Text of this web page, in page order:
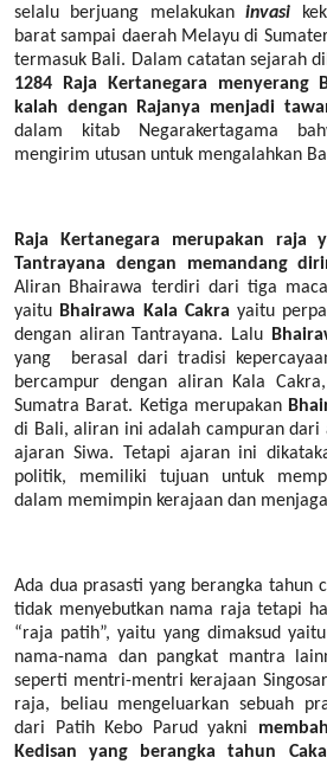
selalu berjuang melakukaninvasi
barat sampai daerah Melayu di
termasuk Bali. Dalam catatan sejarah
1284 Raja Kertanegara menyerang
kalah dengan Rajanya menjadi
dalam kitab Negarakertagama
mengirim utusan untuk mengalahkan
Raja Kertanegara merupakan raja
Tantrayana dengan memandang
Aliran Bhairawa terdiri dari tiga
yaitu Bhairawa Kala Cakra yaitu
dengan aliran Tantrayana. Lalu
yang
berasal dari tradisi
bercampur dengan aliran Kala
Sumatra Barat. Ketiga merupakan
di Bali, aliran ini adalah campuran dari
ajaran Siwa. Tetapi ajaran ini
politik, memiliki tujuan untuk
dalam memimpin kerajaan dan
Ada dua prasasti yang berangka tahun
tidak menyebutkan nama raja tetapi
“raja patih”, yaitu yang dimaksud yaitu
nama-nama dan pangkat mantra
seperti mentri-mentri kerajaan
raja, beliau mengeluarkan sebuah
dari Patih Kebo Parud yakni
Kedisan yang berangka tahun